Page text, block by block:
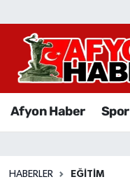
Afyon Haber Spor
HABERLER EĞITIM
Afyon Haber